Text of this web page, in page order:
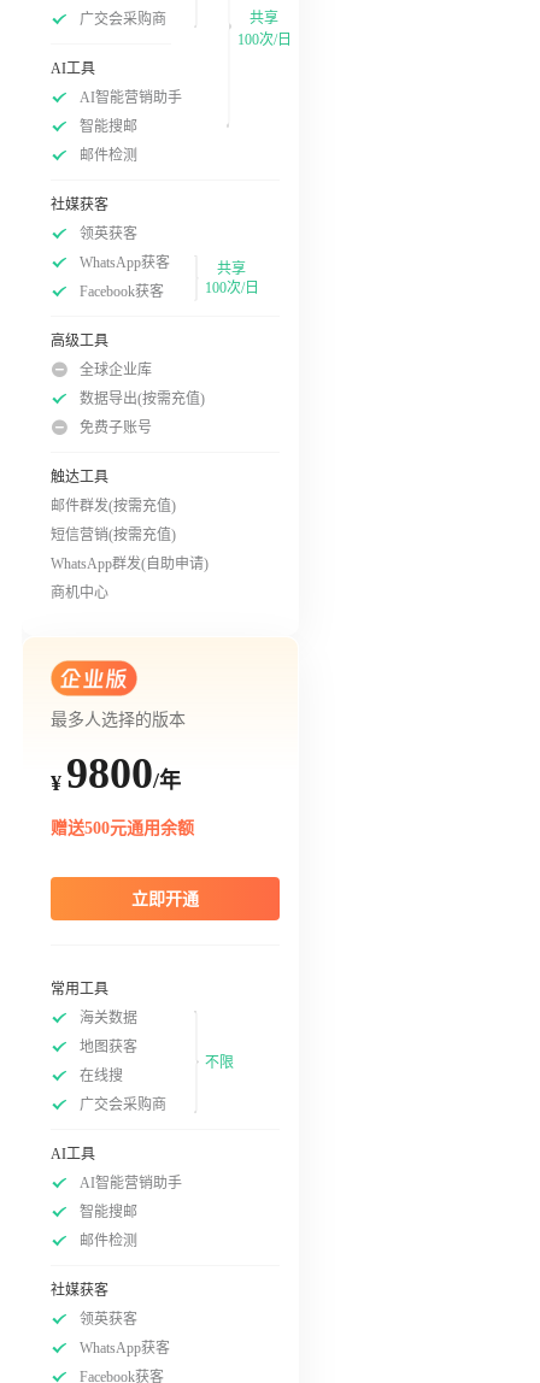
广交会采购商
AI工具
AI智能营销助手
智能搜邮
邮件检测
社媒获客
领英获客
WhatsApp获客
Facebook获客
共享
100次/日
高级工具
全球企业库
数据导出(按需充值)
免费子账号
触达工具
邮件群发(按需充值)
短信营销(按需充值)
WhatsApp群发(自助申请)
商机中心
共享
100次/日
最多人选择的版本
¥ 9800/年
赠送500元通用余额
立即开通
常用工具
海关数据
地图获客
在线搜
广交会采购商
不限
AI工具
AI智能营销助手
智能搜邮
邮件检测
社媒获客
领英获客
WhatsApp获客
Facebook获客